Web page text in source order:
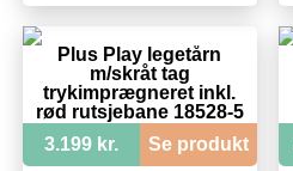
Plus Play legetårn
m/skråt tag
trykimprægneret inkl.
rød rutsjebane 18528-5
3.199 kr.
Se produkt